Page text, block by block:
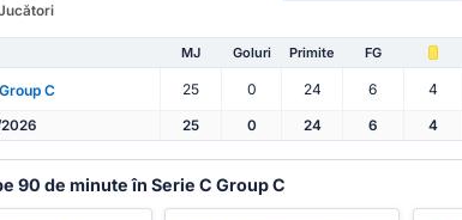
MJ Goluri Primite FG
C 25 0 24 6 4
25 0 24 6 4
90 de minute în Serie C Group C